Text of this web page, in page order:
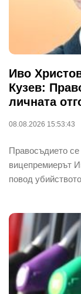
Иво
Кузев:
личната
08.08.2026 15:53:43
Правосъдието се
вицепремиерът
повод